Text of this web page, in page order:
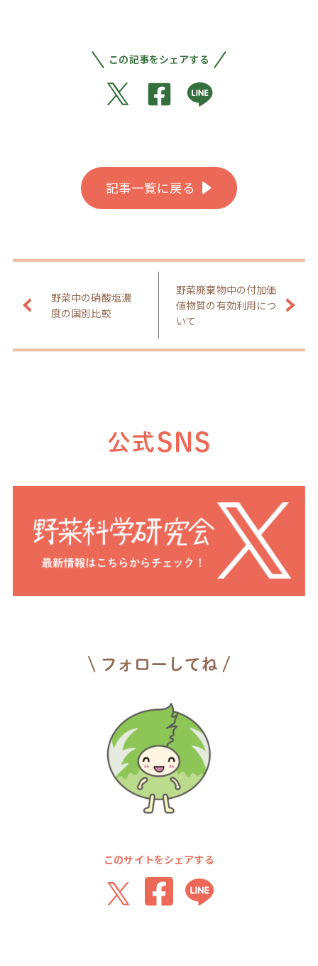
この記事をシェアする
記事一覧に戻る
野菜中の硝酸塩濃
度の国別比較
野菜廃棄物中の付加価
値物質の有効利用につ
いて
このサイトをシェアする